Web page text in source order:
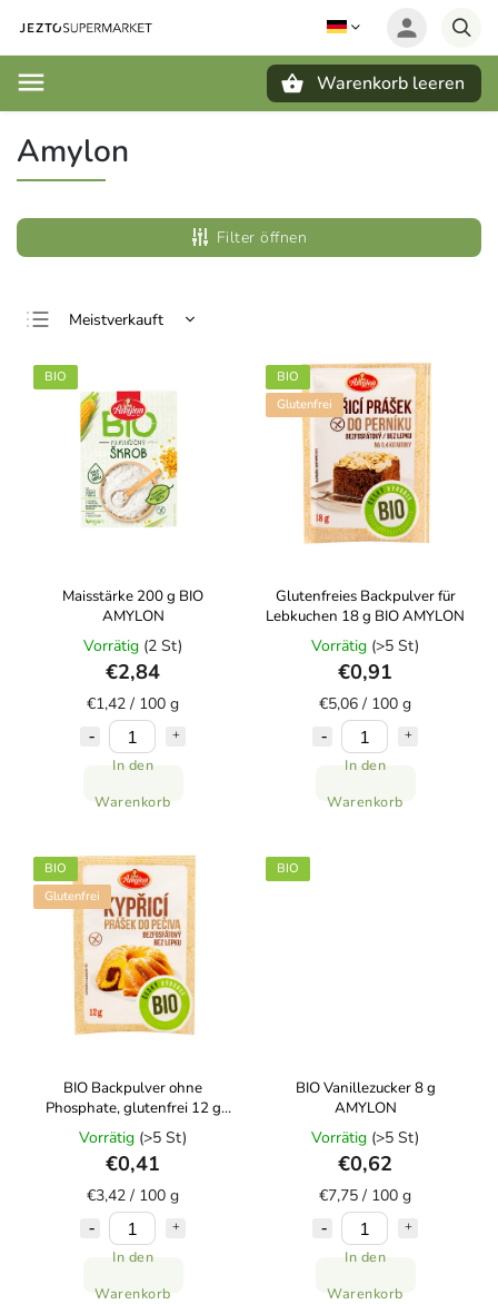
Warenkorb leeren
Amylon
Filter öffnen
Meistverkauft
Teuerste
Alphabetisch
BIO
Maisstärke 200 g BIO
AMYLON
Vorrätig (2 St)
€2,84
€1,42 / 100 g
In den
Warenkorb
BIO
Glutenfrei
Glutenfreies Backpulver für
Lebkuchen 18 g BIO AMYLON
Vorrätig (>5 St)
€0,91
€5,06 / 100 g
In den
Warenkorb
BIO
Glutenfrei
BIO Backpulver ohne
Phosphate, glutenfrei 12 g
AMYLON
Vorrätig (>5 St)
€0,41
€3,42 / 100 g
In den
Warenkorb
BIO
BIO Vanillezucker 8 g
AMYLON
Vorrätig (>5 St)
€0,62
€7,75 / 100 g
In den
Warenkorb